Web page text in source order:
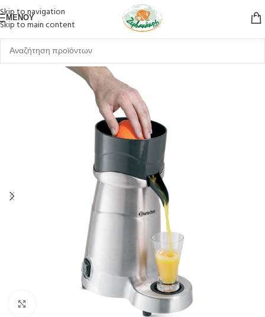
Skip to navigation
Skip to main content
ΜΕΝΟΎ